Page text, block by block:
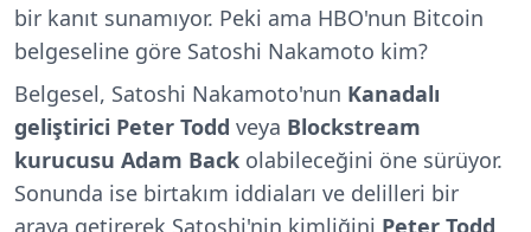
bir kanıt sunamıyor. Peki ama HBO'nun Bitcoin
belgeseline göre Satoshi Nakamoto kim?
Belgesel, Satoshi Nakamoto'nun Kanadalı
geliştirici Peter Todd veya Blockstream
kurucusu Adam Back olabileceğini öne sürüyor.
Sonunda ise birtakım iddiaları ve delilleri bir
araya getirerek Satoshi'nin kimliğini Peter Todd